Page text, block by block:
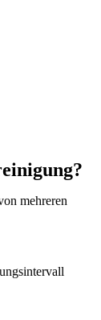
mehreren